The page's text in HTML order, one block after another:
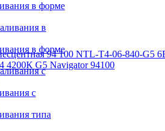
в форме
в форме
с
типа